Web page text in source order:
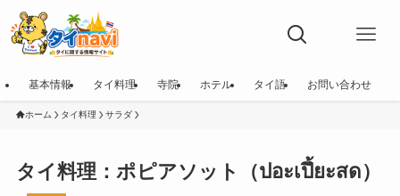
基本情報 タイ料理 寺院 ホテル タイ語 お問い合わせ
ホーム タイ料理 サラダ
タイ料理：ポピアソット（ปอะเปึ้ยะสด）